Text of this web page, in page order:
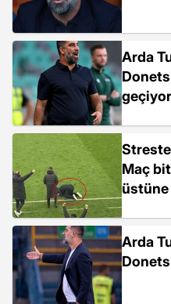
Arda
geçiyor
Maç
Arda